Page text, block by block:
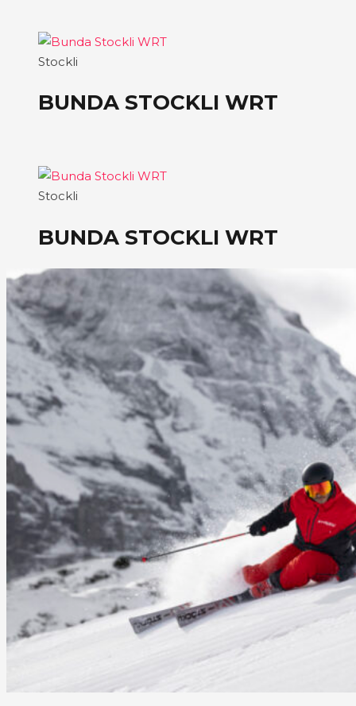
Stockli
BUNDA STOCKLI WRT
Stockli
BUNDA STOCKLI WRT